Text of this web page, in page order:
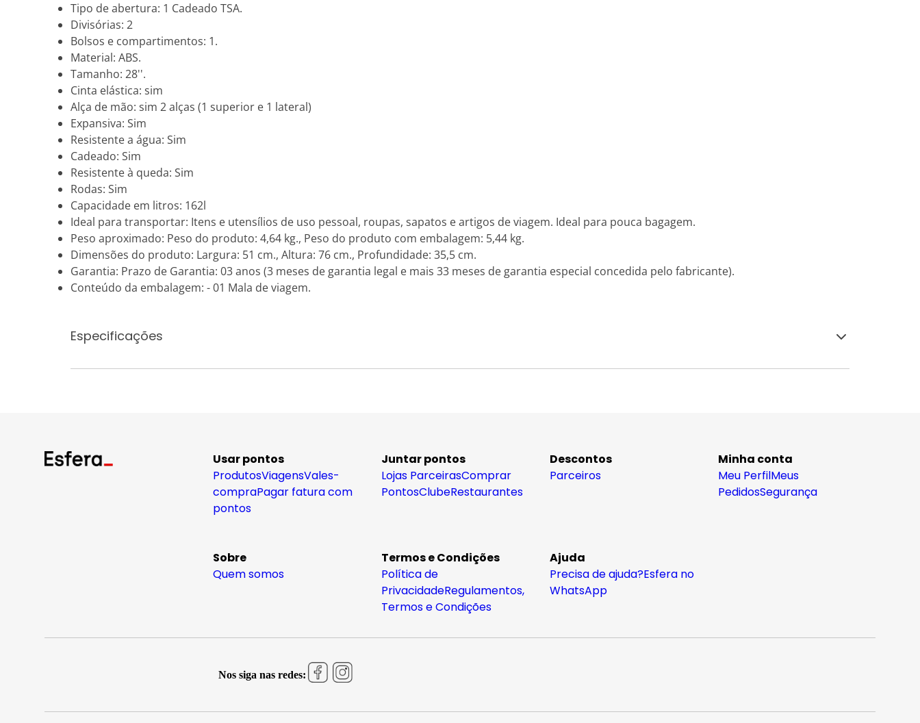
Tipo de abertura: 1 Cadeado TSA.
Divisórias: 2
Bolsos e compartimentos: 1.
Material: ABS.
Tamanho: 28''.
Cinta elástica: sim
Alça de mão: sim 2 alças (1 superior e 1 lateral)
Expansiva: Sim
Resistente a água: Sim
Cadeado: Sim
Resistente à queda: Sim
Rodas: Sim
Capacidade em litros: 162l
Ideal para transportar: Itens e utensílios de uso pessoal, roupas, sapatos e artigos de viagem. Ideal para pouca bagagem.
Peso aproximado: Peso do produto: 4,64 kg., Peso do produto com embalagem: 5,44 kg.
Dimensões do produto: Largura: 51 cm., Altura: 76 cm., Profundidade: 35,5 cm.
Garantia: Prazo de Garantia: 03 anos (3 meses de garantia legal e mais 33 meses de garantia especial concedida pelo fabricante).
Conteúdo da embalagem: - 01 Mala de viagem.
Especificações
Usar pontos
ProdutosViagensVales-
compraPagar fatura com
pontos
Juntar pontos
Lojas ParceirasComprar
PontosClubeRestaurantes
Descontos
Parceiros
Minha conta
Meu PerfilMeus
PedidosSegurança
Sobre
Quem somos
Termos e Condições
Política de
PrivacidadeRegulamentos,
Termos e Condições
Ajuda
Precisa de ajuda?Esfera no
WhatsApp
Nos siga nas redes: